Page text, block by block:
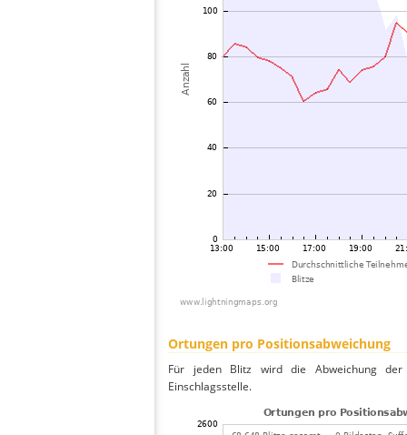
Ortungen pro Positionsabweichung
Für jeden Blitz wird die Abweichung
Einschlagsstelle.